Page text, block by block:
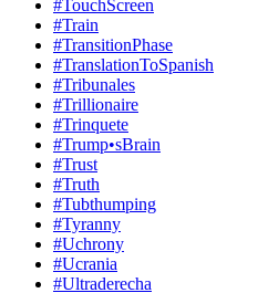
#TouchScreen
#Train
#TransitionPhase
#TranslationToSpanish
#Tribunales
#Trillionaire
#Trinquete
#Trump•sBrain
#Trust
#Truth
#Tubthumping
#Tyranny
#Uchrony
#Ucrania
#Ultraderecha